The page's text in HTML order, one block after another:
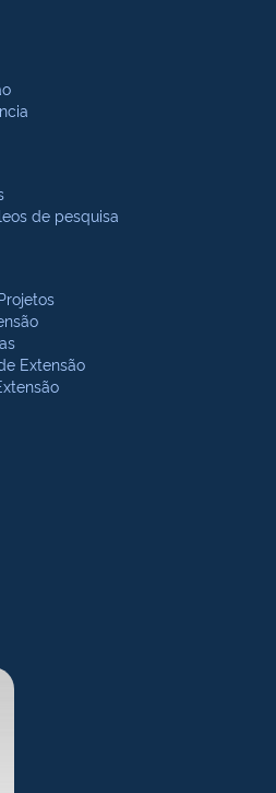
de pesquisa
Extensão